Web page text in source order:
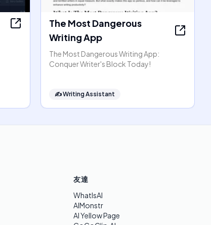
The Most Dangerous
Writing App
The Most Dangerous Writing App:
Conquer Writer's Block Today!
✍️Writing Assistant
友達
WhatIsAI
AIMonstr
AI Yellow Page